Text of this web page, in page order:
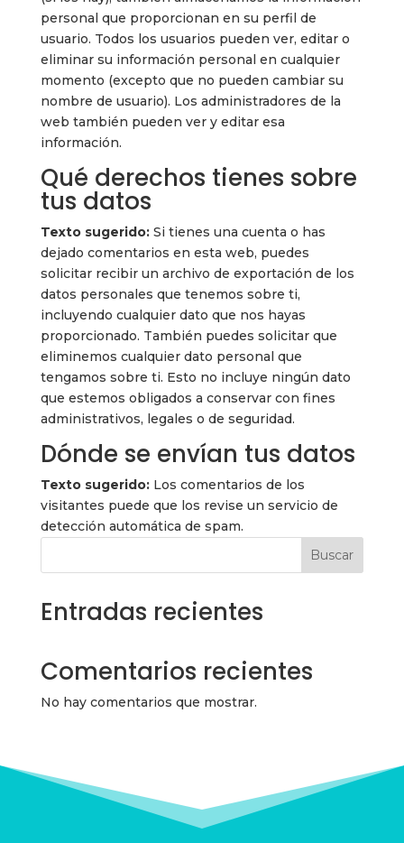
personal que proporcionan en su perfil de
usuario. Todos los usuarios pueden ver, editar o
eliminar su información personal en cualquier
momento (excepto que no pueden cambiar su
nombre de usuario). Los administradores de la
web también pueden ver y editar esa
información.
Qué derechos tienes sobre
tus datos
Texto sugerido: Si tienes una cuenta o has
dejado comentarios en esta web, puedes
solicitar recibir un archivo de exportación de los
datos personales que tenemos sobre ti,
incluyendo cualquier dato que nos hayas
proporcionado. También puedes solicitar que
eliminemos cualquier dato personal que
tengamos sobre ti. Esto no incluye ningún dato
que estemos obligados a conservar con fines
administrativos, legales o de seguridad.
Dónde se envían tus datos
Texto sugerido: Los comentarios de los
visitantes puede que los revise un servicio de
detección automática de spam.
Buscar
Entradas recientes
Comentarios recientes
No hay comentarios que mostrar.